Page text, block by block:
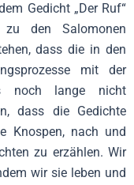
Gedicht „Der Ruf“
den Salomonen
dass die in den
mit der
noch lange nicht
dass die Gedichte
Knospen, nach und
zu erzählen. Wir
wir sie leben und